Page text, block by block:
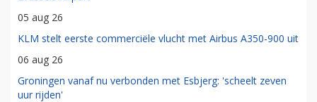
05 aug 26
KLM stelt eerste commerciële vlucht met Airbus A350-900 uit
06 aug 26
Groningen vanaf nu verbonden met Esbjerg: 'scheelt zeven
uur rijden'